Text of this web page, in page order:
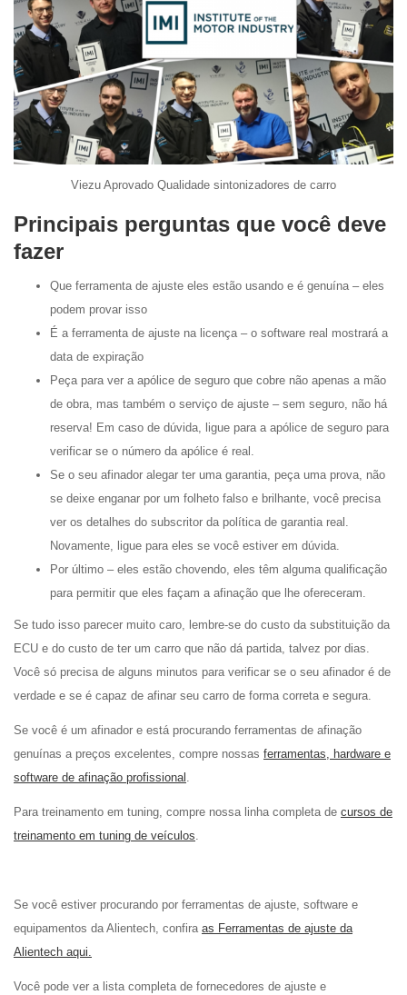
Viezu Aprovado Qualidade sintonizadores de carro
Principais perguntas que você deve
fazer
Que ferramenta de ajuste eles estão usando e é genuína – eles
podem provar isso
É a ferramenta de ajuste na licença – o software real mostrará a
data de expiração
Peça para ver a apólice de seguro que cobre não apenas a mão
de obra, mas também o serviço de ajuste – sem seguro, não há
reserva! Em caso de dúvida, ligue para a apólice de seguro para
verificar se o número da apólice é real.
Se o seu afinador alegar ter uma garantia, peça uma prova, não
se deixe enganar por um folheto falso e brilhante, você precisa
ver os detalhes do subscritor da política de garantia real.
Novamente, ligue para eles se você estiver em dúvida.
Por último – eles estão chovendo, eles têm alguma qualificação
para permitir que eles façam a afinação que lhe ofereceram.
Se tudo isso parecer muito caro, lembre-se do custo da substituição da
ECU e do custo de ter um carro que não dá partida, talvez por dias.
Você só precisa de alguns minutos para verificar se o seu afinador é de
verdade e se é capaz de afinar seu carro de forma correta e segura.
Se você é um afinador e está procurando ferramentas de afinação
genuínas a preços excelentes, compre nossas ferramentas, hardware e
software de afinação profissional
Para treinamento em tuning, compre nossa linha completa de cursos de
treinamento em tuning de veículos
Se você estiver procurando por ferramentas de ajuste, software e
equipamentos da Alientech, confira as Ferramentas de ajuste da
Alientech aqui.
Você pode ver a lista completa de fornecedores de ajuste e